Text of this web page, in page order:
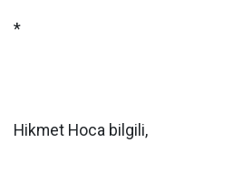
*
Hikmet Hoca bilgili,